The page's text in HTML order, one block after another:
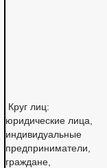
Круг лиц:
юридические лица,
индивидуальные
предприниматели,
граждане,